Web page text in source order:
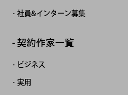
社員&インターン募集
契約作家一覧
ビジネス
実用